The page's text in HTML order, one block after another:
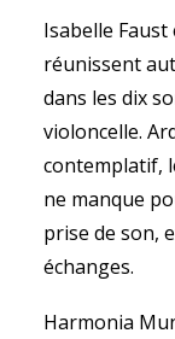
Isabelle Faust
réunissent
dans les dix
violoncelle.
contemplatif,
ne manque
prise de son,
échanges.
Harmonia